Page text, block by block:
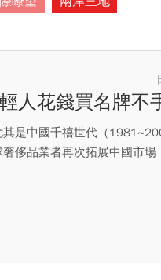
人花錢買名牌不
是中國千禧世代（
侈品業者再次拓展中國市場